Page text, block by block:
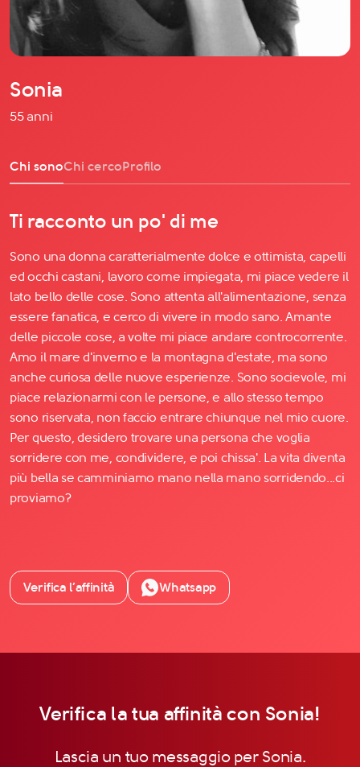
Facebook
YouTube
Instagram
TikTok
Sonia
55 anni
Chi sonoChi cercoProfilo
Ti racconto un po' di me
Sono una donna caratterialmente dolce e ottimista, capelli
ed occhi castani, lavoro come impiegata, mi piace vedere il
lato bello delle cose. Sono attenta all'alimentazione, senza
essere fanatica, e cerco di vivere in modo sano. Amante
delle piccole cose, a volte mi piace andare controcorrente.
Amo il mare d'inverno e la montagna d'estate, ma sono
anche curiosa delle nuove esperienze. Sono socievole, mi
piace relazionarmi con le persone, e allo stesso tempo
sono riservata, non faccio entrare chiunque nel mio cuore.
Per questo, desidero trovare una persona che voglia
sorridere con me, condividere, e poi chissa'. La vita diventa
più bella se camminiamo mano nella mano sorridendo...ci
proviamo?
Verifica l’affinità Whatsapp
Verifica la tua affinità con Sonia!
Lascia un tuo messaggio per Sonia.